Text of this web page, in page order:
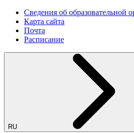
Сведения об образовательной
Карта сайта
Почта
Расписание
RU